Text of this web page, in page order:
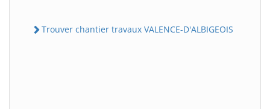
Trouver chantier travaux VALENCE-D'ALBIGEOIS